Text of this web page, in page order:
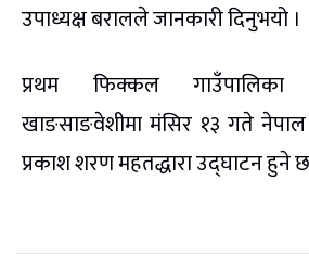
उपाध्यक्ष बरालले जानकारी दिनुभयो ।
प्रथम फिक्कल
खाङसाङवेशीमा मंसिर १३ गते नेपाल
प्रकाश शरण महतद्धारा उद्घाटन हुने